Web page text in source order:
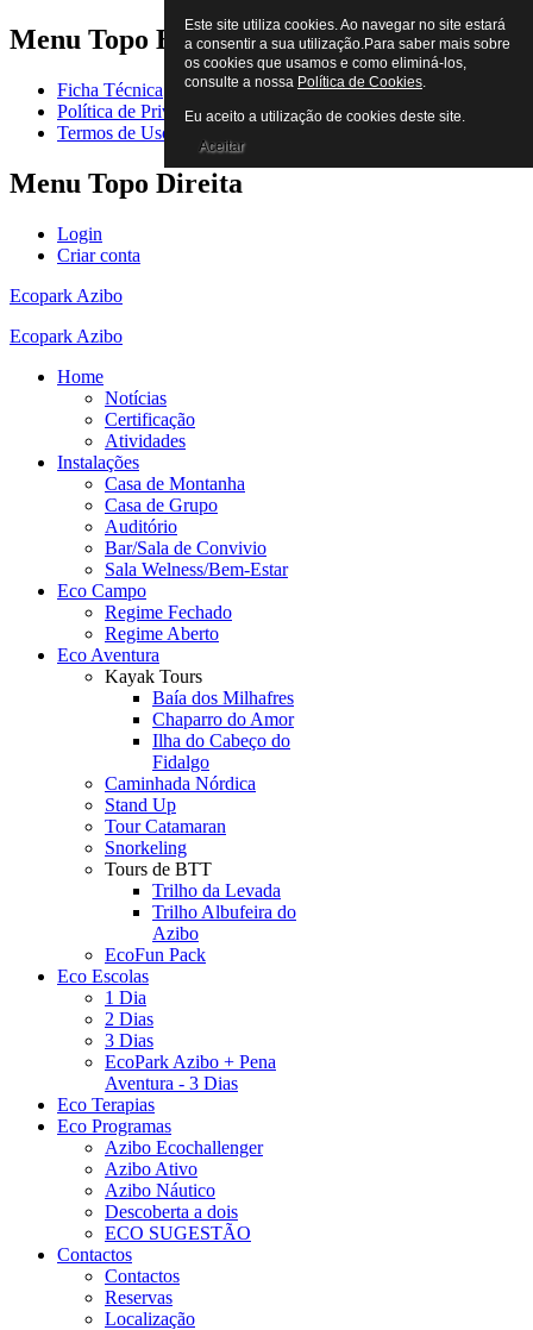
Menu Topo Esquerda
Ficha Técnica
Política de Privacidade
Termos de Uso
Menu Topo Direita
Login
Criar conta
Ecopark Azibo
Ecopark Azibo
Home
Notícias
Certificação
Atividades
Instalações
Casa de Montanha
Casa de Grupo
Auditório
Bar/Sala de Convivio
Sala Welness/Bem-Estar
Eco Campo
Regime Fechado
Regime Aberto
Eco Aventura
Kayak Tours
Baía dos Milhafres
Chaparro do Amor
Ilha do Cabeço do
Fidalgo
Caminhada Nórdica
Stand Up
Tour Catamaran
Snorkeling
Tours de BTT
Trilho da Levada
Trilho Albufeira do
Azibo
EcoFun Pack
Eco Escolas
1 Dia
2 Dias
3 Dias
EcoPark Azibo + Pena
Aventura - 3 Dias
Eco Terapias
Eco Programas
Azibo Ecochallenger
Azibo Ativo
Azibo Náutico
Descoberta a dois
ECO SUGESTÃO
Contactos
Contactos
Reservas
Localização
Este site utiliza cookies. Ao navegar no site estará
a consentir a sua utilização.Para saber mais sobre
os cookies que usamos e como eliminá-los,
consulte a nossa Política de Cookies.
Eu aceito a utilização de cookies deste site.
Aceitar